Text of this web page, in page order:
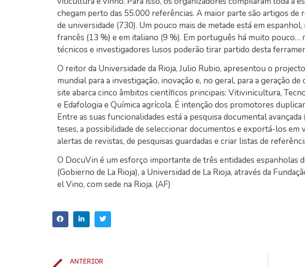
chegam perto das 55.000 referências. A maior parte são artigos de
de universidade (730). Um pouco mais de metade está em
francês (13 %) e em italiano (9 %). Em português há muito pouco…
técnicos e investigadores lusos poderão tirar partido desta
O reitor da Universidade da Rioja, Julio Rubio, apresentou o
mundial para a investigação, inovação e, no geral, para a geração
site abarca cinco âmbitos científicos principais: Vitivinicultura,
e Edafologia e Química agrícola. É intenção dos promotores
Entre as suas funcionalidades está a pesquisa documental
teses, a possibilidade de seleccionar documentos e exportá-los
alertas de revistas, de pesquisas guardadas e criar listas de
O DocuVin é um esforço importante de três entidades espanholas
(Gobierno de La Rioja), a Universidad de La Rioja, através da
el Vino, com sede na Rioja. (AF)
ANTERIOR